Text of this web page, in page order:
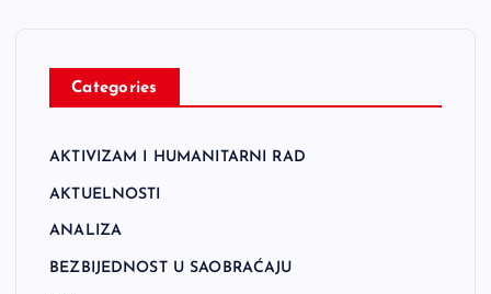
Categories
AKTIVIZAM I HUMANITARNI RAD
AKTUELNOSTI
ANALIZA
BEZBIJEDNOST U SAOBRAĆAJU